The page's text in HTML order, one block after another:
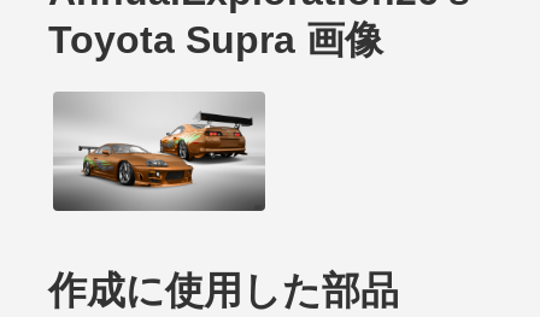
Toyota Supra 画像
作成に使用した部品